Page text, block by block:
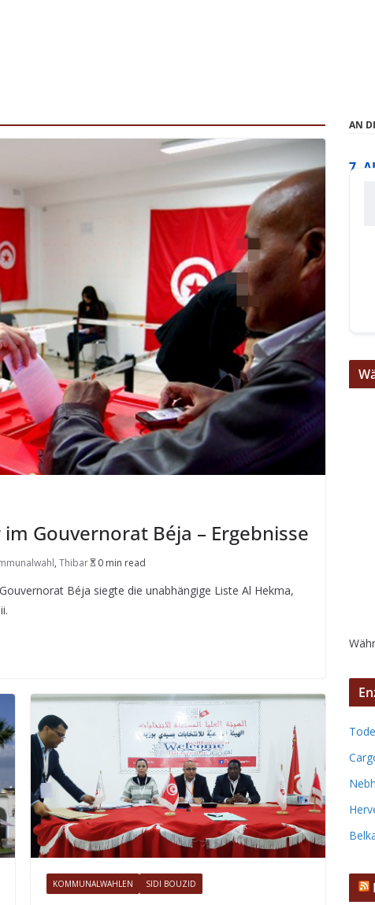
Gouvernorat Béja – Ergebnisse
, Thibar 0 min read
Béja siegte die unabhängige Liste Al Hekma,
KOMMUNALWAHLEN SIDI BOUZID
AN
7.